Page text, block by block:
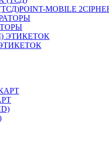
POINT-MOBILE 2